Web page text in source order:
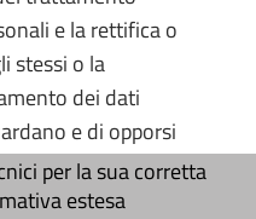
e la rettifica o
stessi o la
dei dati
e di opporsi
al diritto alla
per la sua corretta
estesa